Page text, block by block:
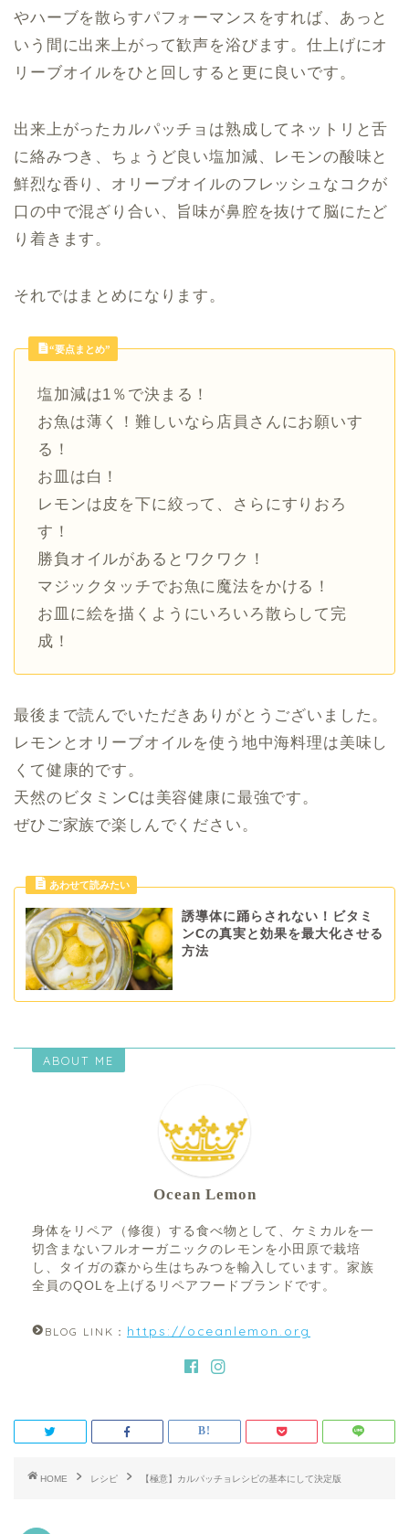
やハーブを散らすパフォーマンスをすれば、あっと
いう間に出来上がって歓声を浴びます。仕上げにオ
リーブオイルをひと回しすると更に良いです。
出来上がったカルパッチョは熟成してネットリと舌
に絡みつき、ちょうど良い塩加減、レモンの酸味と
鮮烈な香り、オリーブオイルのフレッシュなコクが
口の中で混ざり合い、旨味が鼻腔を抜けて脳にたど
り着きます。
それではまとめになります。
“要点まとめ”
塩加減は1％で決まる！
お魚は薄く！難しいなら店員さんにお願いす
る！
お皿は白！
レモンは皮を下に絞って、さらにすりおろ
す！
勝負オイルがあるとワクワク！
マジックタッチでお魚に魔法をかける！
お皿に絵を描くようにいろいろ散らして完
成！
最後まで読んでいただきありがとうございました。
レモンとオリーブオイルを使う地中海料理は美味し
くて健康的です。
天然のビタミンCは美容健康に最強です。
ぜひご家族で楽しんでください。
誘導体に踊らされない！ビタミ
ンCの真実と効果を最大化させる
方法
ABOUT ME
Ocean Lemon
身体をリペア（修復）する食べ物として、ケミカルを一
切含まないフルオーガニックのレモンを小田原で栽培
し、タイガの森から生はちみつを輸入しています。家族
全員のQOLを上げるリペアフードブランドです。
BLOG LINK： https://oceanlemon.org
HOME レシピ 【極意】カルパッチョレシピの基本にして決定版